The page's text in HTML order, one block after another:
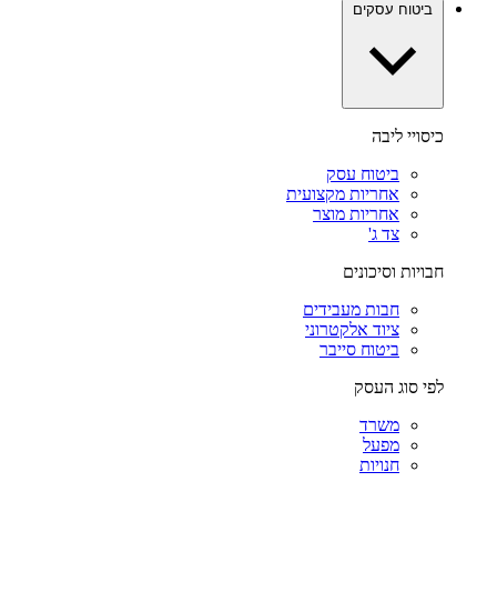
ביטוח עסקים
כיסויי ליבה
ביטוח עסק
אחריות מקצועית
אחריות מוצר
צד ג'
חבויות וסיכונים
חבות מעבידים
ציוד אלקטרוני
ביטוח סייבר
לפי סוג העסק
משרד
מפעל
חנויות